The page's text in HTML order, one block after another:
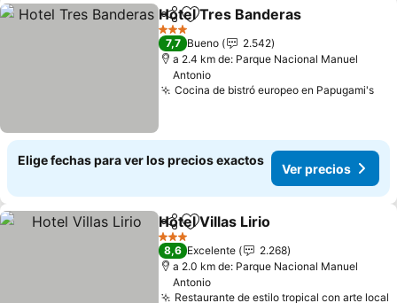
CompartirAgregar a favoritos
Hotel Tres Banderas
3 Estrellas
7,7 Bueno
2.542
a 2.4 km de: Parque Nacional Manuel
Antonio
Cocina de bistró europeo en Papugami's
Elige fechas para ver los precios exactos
Ver precios
CompartirAgregar a favoritos
Hotel Villas Lirio
3 Estrellas
8,6 Excelente
2.268
a 2.0 km de: Parque Nacional Manuel
Antonio
Restaurante de estilo tropical con arte local